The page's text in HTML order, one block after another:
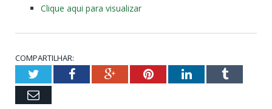
Clique aqui para visualizar
COMPARTILHAR:
TwitterFacebookGoogle+PinterestLinkedInTumblr
Email